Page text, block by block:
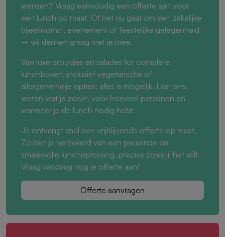
wensen? Vraag eenvoudig een offerte aan voor
een lunch op maat. Of het nu gaat om een zakelijke
bijeenkomst, evenement of feestelijke gelegenheid
– wij denken graag met je mee.
Van luxe broodjes en salades tot complete
lunchboxen, inclusief vegetarische of
allergenenvrije opties: alles is mogelijk. Laat ons
weten wat je zoekt, voor hoeveel personen en
wanneer je de lunch nodig hebt.
Je ontvangt snel een vrijblijvende offerte op maat.
Zo ben je verzekerd van een passende en
smaakvolle lunchoplossing, precies zoals jij het wilt.
Vraag vandaag nog je offerte aan!
Offerte aanvragen